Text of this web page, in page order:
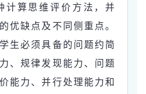
算思维评价方法，并
优缺点及不同侧重点。
生必须具备的问题约简
、规律发现能力、问题
能力、并行处理能力和